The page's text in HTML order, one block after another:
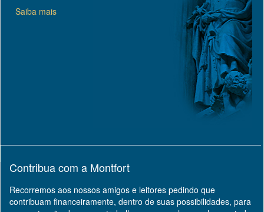
Saiba mais
Contribua com a Montfort
Recorremos aos nossos amigos e leitores pedindo que
contribuam financeiramente, dentro de suas possibilidades, para